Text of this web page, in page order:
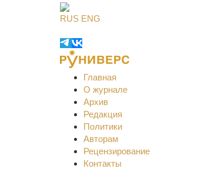
RUS ENG
Главная
О журнале
Архив
Редакция
Политики
Авторам
Рецензирование
Контакты